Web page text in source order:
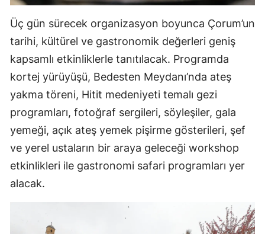
Tokat
Trabzon
Tunceli
Şanlıurfa
Van
Yozgat
Bayburt
Üç gün sürecek organizasyon boyunca Çorum’un
tarihi, kültürel ve gastronomik değerleri geniş
kapsamlı etkinliklerle tanıtılacak. Programda
kortej yürüyüşü, Bedesten Meydanı’nda ateş
yakma töreni, Hitit medeniyeti temalı gezi
programları, fotoğraf sergileri, söyleşiler, gala
yemeği, açık ateş yemek pişirme gösterileri, şef
ve yerel ustaların bir araya geleceği workshop
etkinlikleri ile gastronomi safari programları yer
alacak.